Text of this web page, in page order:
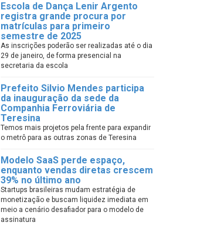
Escola de Dança Lenir Argento
registra grande procura por
matrículas para primeiro
semestre de 2025
As inscrições poderão ser realizadas até o dia
29 de janeiro, de forma presencial na
secretaria da escola
Prefeito Silvio Mendes participa
da inauguração da sede da
Companhia Ferroviária de
Teresina
Temos mais projetos pela frente para expandir
o metrô para as outras zonas de Teresina
Modelo SaaS perde espaço,
enquanto vendas diretas crescem
39% no último ano
Startups brasileiras mudam estratégia de
monetização e buscam liquidez imediata em
meio a cenário desafiador para o modelo de
assinatura